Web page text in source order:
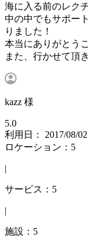
海に入る前のレク
中の中でもサポー
りました！
本当にありがとう
また、行かせて頂
kazz 様
5.0
利用日： 2017/08/02
ロケーション：5
|
サービス：5
|
施設：5